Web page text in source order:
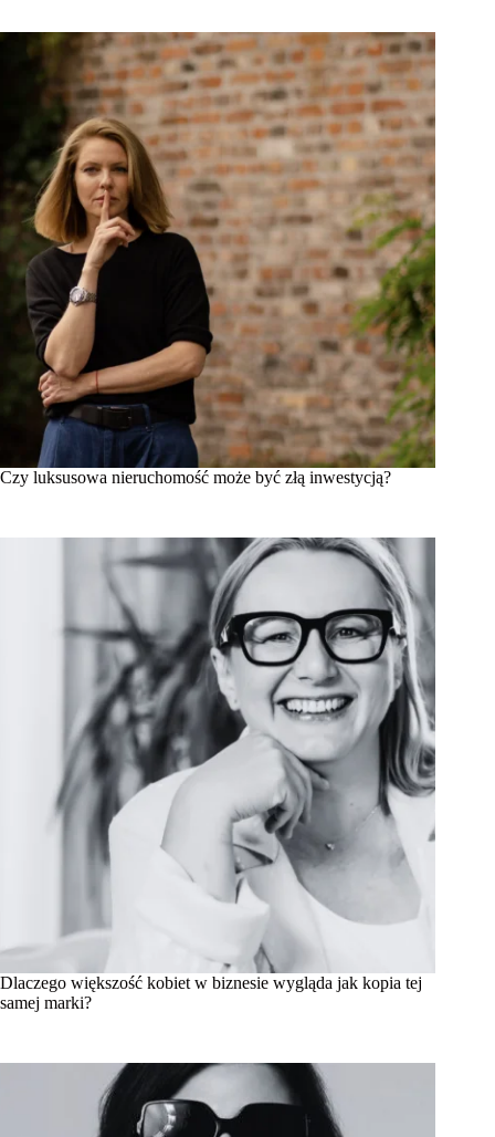
Czy luksusowa nieruchomość może być złą inwestycją?
Dlaczego większość kobiet w biznesie wygląda jak kopia tej
samej marki?